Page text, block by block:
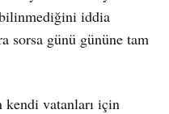
bilinmediğini iddia
günü gününe tam
kendi vatanları için